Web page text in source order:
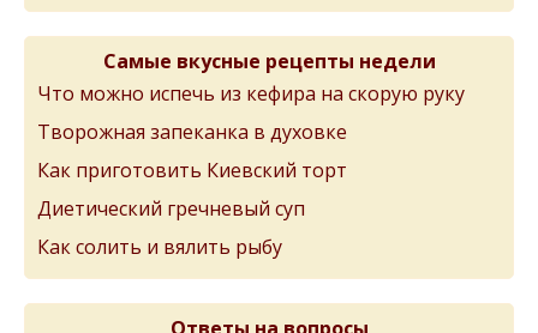
Самые вкусные рецепты недели
Что можно испечь из кефира на скорую руку
Творожная запеканка в духовке
Как приготовить Киевский торт
Диетический гречневый суп
Как солить и вялить рыбу